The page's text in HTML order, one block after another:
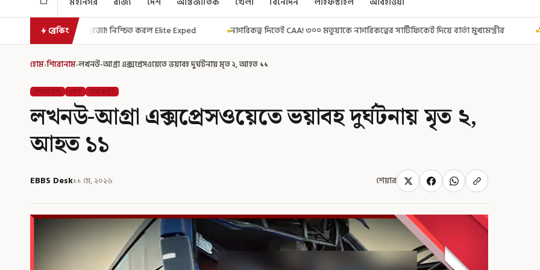
ব্রেকিং
করল Elite Exped নাগরিকত্ব দিতেই CAA! ৩০০ মতুয়াকে নাগরিকত্বের সার্টিফিকেট দিয়ে বার্তা মুখ্যমন্ত্রীর সুরক্ষা নিয়ে আগেই সতর্ক করা
হোম›শিরোনাম›লখনউ-আগ্রা এক্সপ্রেসওয়েতে ভয়াবহ দুর্ঘটনায় মৃত ২, আহত ১১
শিরোনাম দেশ গুরুত্বপূর্ণ
লখনউ-আগ্রা এক্সপ্রেসওয়েতে ভয়াবহ দুর্ঘটনায় মৃত ২,
আহত ১১
EBBS Desk১১ মে, ২০২৬ শেয়ার